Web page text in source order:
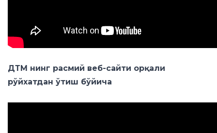
ДТМ нинг расмий веб-сайти орқали
рўйхатдан ўтиш бўйича